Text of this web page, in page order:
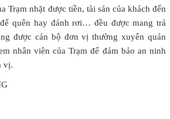
Trạm nhặt được tiền, tài sản của khách đến
quên hay đánh rơi… đều được mang trả
được cán bộ đơn vị thường xuyên quán
nhân viên của Trạm để đảm bảo an ninh
vị.